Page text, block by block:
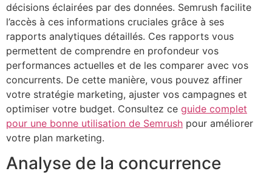
décisions éclairées par des données. Semrush facilite
l’accès à ces informations cruciales grâce à ses
rapports analytiques détaillés. Ces rapports vous
permettent de comprendre en profondeur vos
performances actuelles et de les comparer avec vos
concurrents. De cette manière, vous pouvez affiner
votre stratégie marketing, ajuster vos campagnes et
optimiser votre budget. Consultez ce guide complet
pour une bonne utilisation de Semrush pour améliorer
votre plan marketing.
Analyse de la concurrence